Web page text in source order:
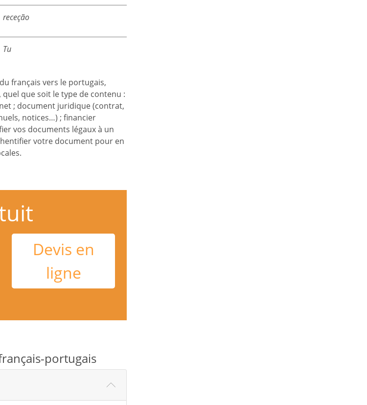
receção
Tu
français vers le portugais,
quel que soit le type de contenu :
; document juridique (contrat,
notices…) ; financier
vos documents légaux à un
votre document pour en
Devis en
ligne
portugais